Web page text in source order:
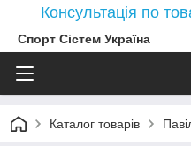
Консультація по
Спорт Сістем Україна
Каталог товарів